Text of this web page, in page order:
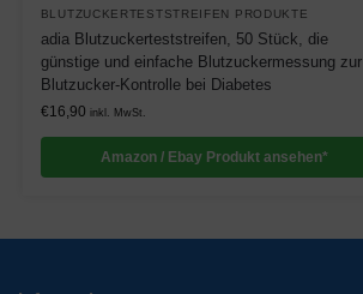
BLUTZUCKERTESTSTREIFEN PRODUKTE
adia Blutzuckerteststreifen, 50 Stück, die
günstige und einfache Blutzuckermessung zur
Blutzucker-Kontrolle bei Diabetes
€16,90 inkl. MwSt.
Amazon / Ebay Produkt ansehen*